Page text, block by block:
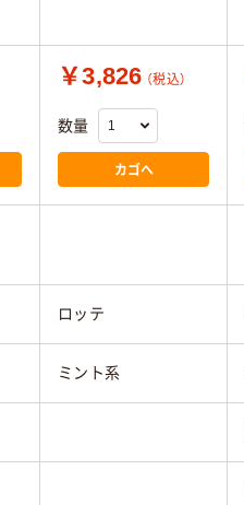
￥3,826 （税込）
数量
カゴへ
ロッテ
ミント系